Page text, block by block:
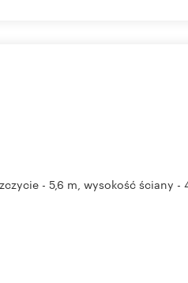
- 5,6 m, wysokość ściany -